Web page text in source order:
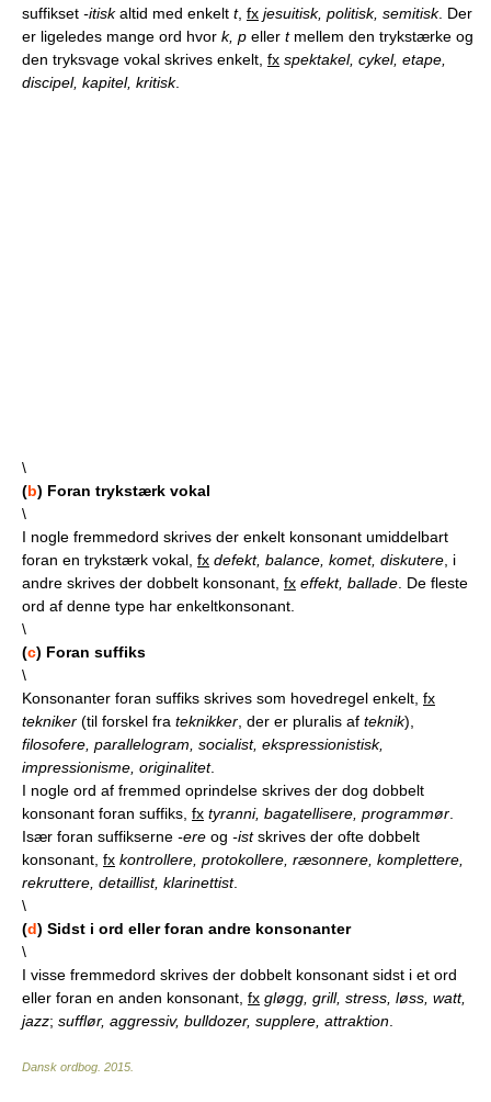
suffikset -itiskaltid med enkelt t, fx jesuitisk, politisk, semitisk. Der
er ligeledes mange ord hvor k, p eller tmellem den trykstærke og
den tryksvage vokal skrives enkelt, fx spektakel, cykel, etape,
discipel, kapitel, kritisk.
\
(b) Foran trykstærk vokal
\
I nogle fremmedord skrives der enkelt konsonant umiddelbart
foran en trykstærk vokal, fx defekt, balance, komet, diskutere , i
andre skrives der dobbelt konsonant, fx effekt, ballade . De fleste
ord af denne type har enkeltkonsonant.
\
(c) Foran suffiks
\
Konsonanter foran suffiks skrives som hovedregel enkelt, fx
tekniker (til forskel fra teknikker , der er pluralis af teknik),
filosofere, parallelogram, socialist, ekspressionistisk,
impressionisme, originalitet.
I nogle ord af fremmed oprindelse skrives der dog dobbelt
konsonant foran suffiks, fx tyranni, bagatellisere, programmør
Især foran suffikserne -ere og -istskrives der ofte dobbelt
konsonant, fx kontrollere, protokollere, ræsonnere, komplettere,
rekruttere, detaillist, klarinettist.
\
(d) Sidst i ord eller foran andre konsonanter
\
I visse fremmedord skrives der dobbelt konsonant sidst i et ord
eller foran en anden konsonant, fx gløgg, grill, stress, løss, watt,
jazz; sufflør, aggressiv, bulldozer, supplere, attraktion
Dansk ordbog 2015